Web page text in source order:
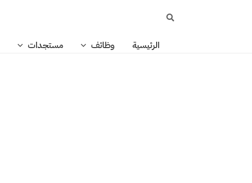
البحث
الرئيسية وظائف مستجدات